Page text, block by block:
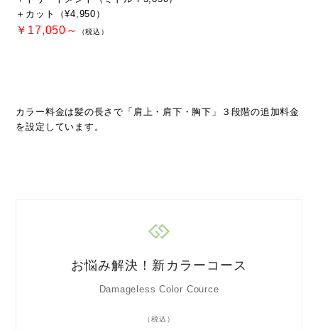
＋カット（¥4,950）
￥17,050～ （税込）
カラー料金は髪の長さで「肩上・肩下・胸下」３段階の追加料金
を設定しています。
お悩み解決！新カラーコース
Damageless Color Cource
（税込）